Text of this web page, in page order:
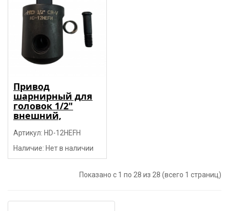
Привод
шарнирный для
головок 1/2"
внешний,
воротка
шарнирного "H-
D"
Артикул: HD-12HEFH
Наличие: Нет в наличии
Показано с 1 по 28 из 28 (всего 1 страниц)